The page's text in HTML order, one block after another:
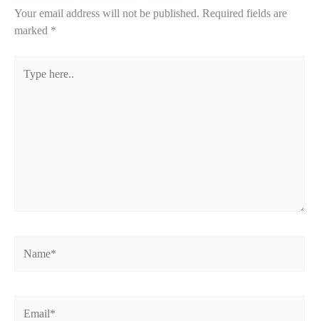
Your email address will not be published. Required fields are
marked *
here..